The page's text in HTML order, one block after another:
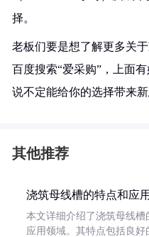
择。
老板们要是想了解更多关
百度搜索“爱采购”，上面
说不定能给你的选择带来
其他推荐
浇筑母线槽的特点和应
本文详细介绍了浇筑母线槽
应用领域。其特点包括良好